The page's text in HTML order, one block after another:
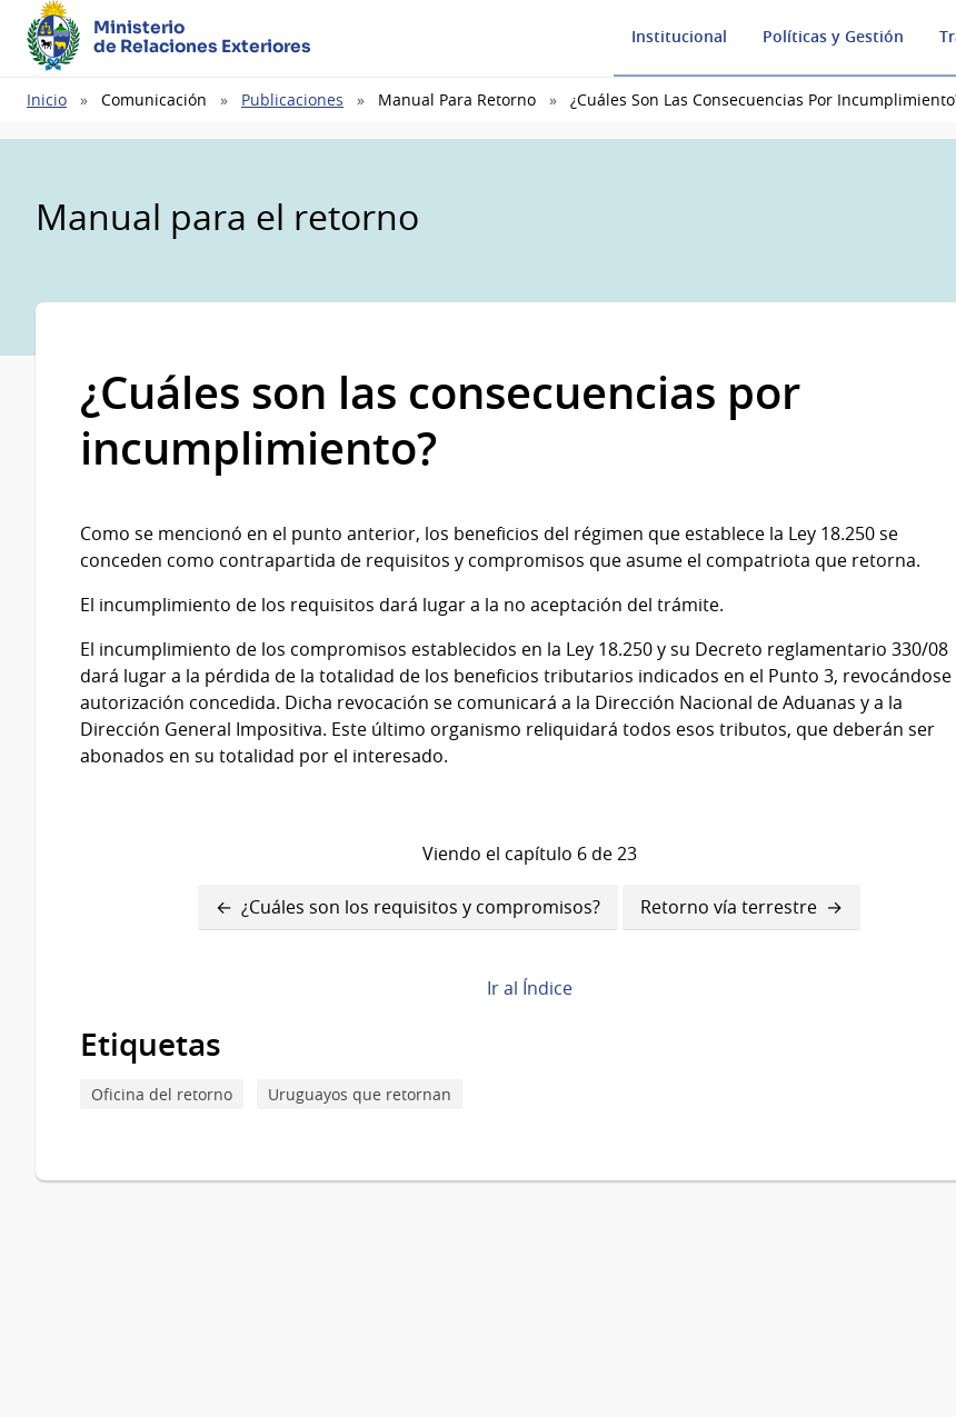
Ministerio
de Relaciones Exteriores
Institucional Políticas y Gestión
Ruta
Inicio Comunicación Publicaciones Manual Para Retorno ¿Cuáles Son Las Consecuencias Por
Manual para el retorno
¿Cuáles son las consecuencias por
incumplimiento?
Como se mencionó en el punto anterior, los beneficios del régimen que establece la Ley 18.250 se
conceden como contrapartida de requisitos y compromisos que asume el compatriota que retorna.
El incumplimiento de los requisitos dará lugar a la no aceptación del trámite.
El incumplimiento de los compromisos establecidos en la Ley 18.250 y su Decreto reglamentario 330/08
dará lugar a la pérdida de la totalidad de los beneficios tributarios indicados en el Punto 3, revocándose
autorización concedida. Dicha revocación se comunicará a la Dirección Nacional de Aduanas y a la
Dirección General Impositiva. Este último organismo reliquidará todos esos tributos, que deberán ser
abonados en su totalidad por el interesado.
Viendo el capítulo 6 de 23
transversales
Book
para
¿Cuáles
las
¿Cuáles son los requisitos y compromisos? Retorno vía terrestre
Ir al Índice
Etiquetas
Oficina del retorno Uruguayos que retornan